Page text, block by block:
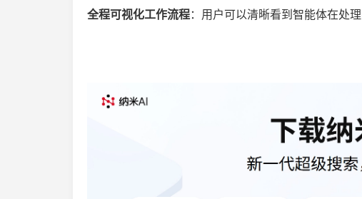
全程可视化工作流程：用户可以清晰看到智能体在处